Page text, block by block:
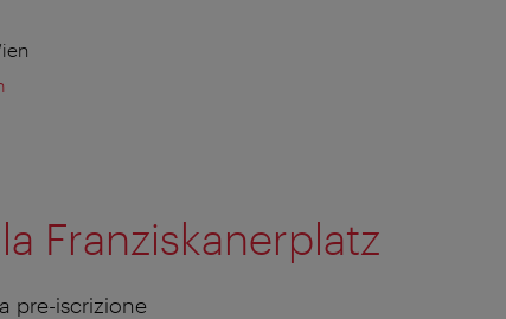
Franziskanerplatz
pre-iscrizione